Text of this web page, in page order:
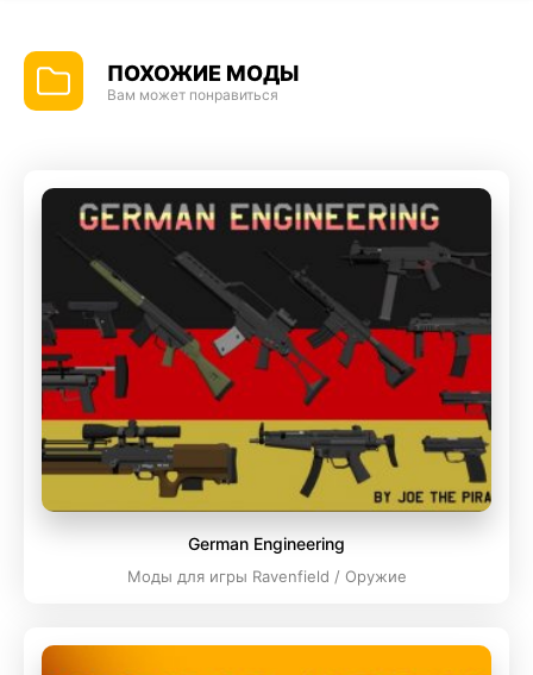
ПОХОЖИЕ МОДЫ
Вам может понравиться
German Engineering
Моды для игры Ravenfield / Оружие